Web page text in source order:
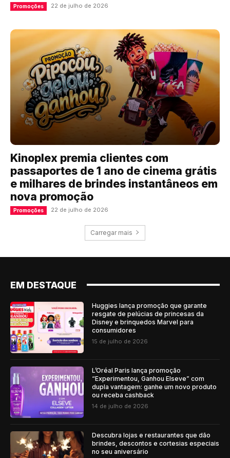
Promoções 22 de julho de 2026
Kinoplex premia clientes com
passaportes de 1 ano de cinema grátis
e milhares de brindes instantâneos em
nova promoção
Promoções 22 de julho de 2026
Carregar mais
EM DESTAQUE
Huggies lança promoção que garante
resgate de pelúcias de princesas da
Disney e brinquedos Marvel para
consumidores
15 de julho de 2026
L’Oréal Paris lança promoção
“Experimentou, Ganhou Elseve” com
dupla vantagem: ganhe um novo produto
ou receba cashback
14 de julho de 2026
Descubra lojas e restaurantes que dão
brindes, descontos e cortesias especiais
no seu aniversário